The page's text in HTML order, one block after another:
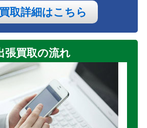
取詳細はこちら
張買取の流れ